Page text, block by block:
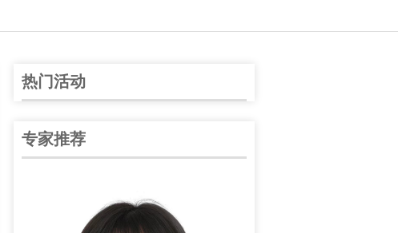
热门活动
专家推荐